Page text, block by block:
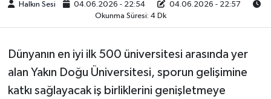
Halkın Sesi 04.06.2026 - 22:54
04.06.2026 - 22:57
Okunma Süresi: 4 Dk
Dünyanın en iyi ilk 500 üniversitesi arasında yer
alan Yakın Doğu Üniversitesi, sporun gelişimine
katkı sağlayacak iş birliklerini genişletmeye